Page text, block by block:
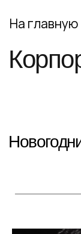
На главную